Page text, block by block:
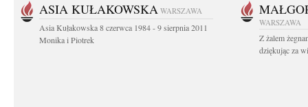
ASIA KUŁAKOWSKA WARSZAWA
Asia Kułakowska 8 czerwca 1984 - 9 sierpnia 2011
Monika i Piotrek
WARSZAWA
Z żalem
dziękując za